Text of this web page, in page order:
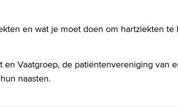
en wat je moet doen om hartziekten
en Vaatgroep, de patiëntenvereniging van
naasten.